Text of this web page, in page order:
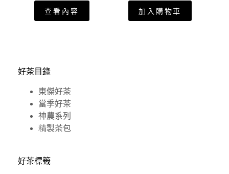
查看內容 加入購物車
好茶目錄
東傑好茶
當季好茶
神農系列
精製茶包
好茶標籤